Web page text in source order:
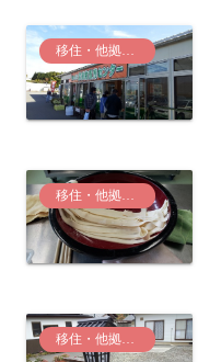
移住・他拠点生活
移住・他拠点生活